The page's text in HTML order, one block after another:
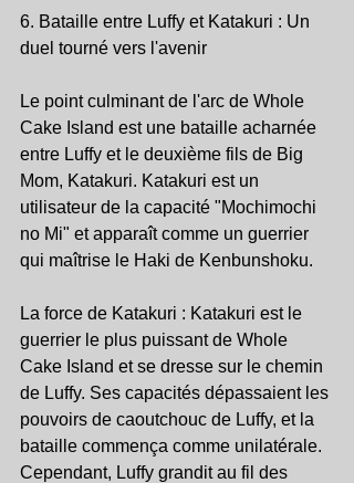
6. Bataille entre Luffy et Katakuri : Un
duel tourné vers l'avenir
Le point culminant de l'arc de Whole
Cake Island est une bataille acharnée
entre Luffy et le deuxième fils de Big
Mom, Katakuri. Katakuri est un
utilisateur de la capacité "Mochimochi
no Mi" et apparaît comme un guerrier
qui maîtrise le Haki de Kenbunshoku.
La force de Katakuri : Katakuri est le
guerrier le plus puissant de Whole
Cake Island et se dresse sur le chemin
de Luffy. Ses capacités dépassaient les
pouvoirs de caoutchouc de Luffy, et la
bataille commença comme unilatérale.
Cependant, Luffy grandit au fil des